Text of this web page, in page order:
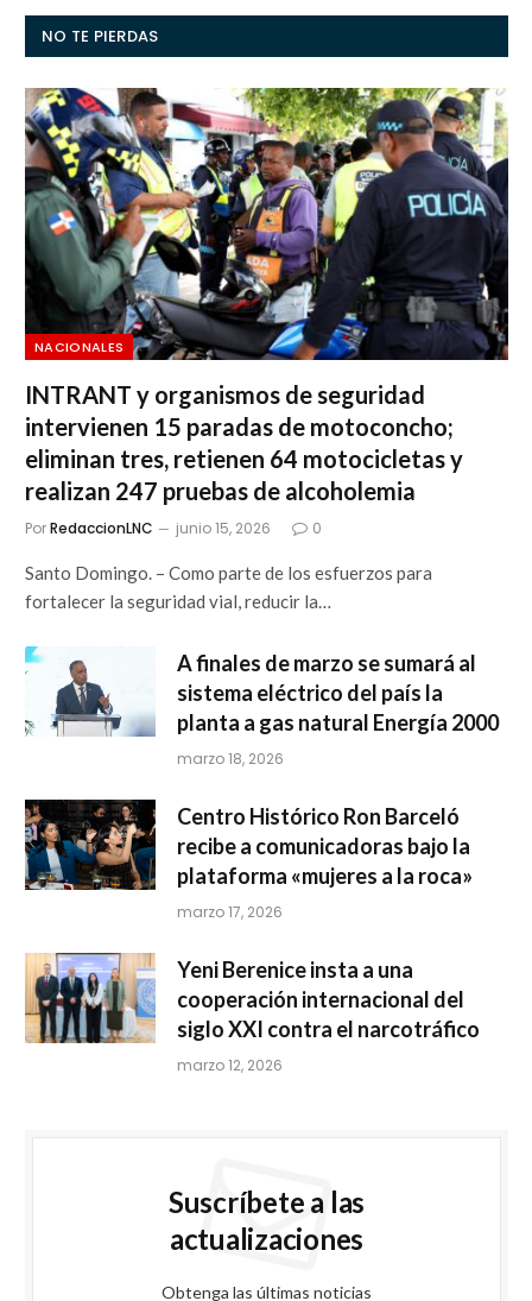
NO TE PIERDAS
NACIONALES
INTRANT y organismos de seguridad
intervienen 15 paradas de motoconcho;
eliminan tres, retienen 64 motocicletas y
realizan 247 pruebas de alcoholemia
PorRedaccionLNC junio 15, 2026 0
Santo Domingo. – Como parte de los esfuerzos para
sistema eléctrico del país la
planta a gas natural Energía 2000